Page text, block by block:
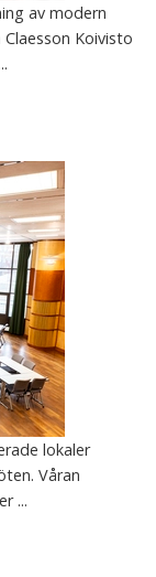
av modern
Koivisto
lokaler
Våran
...